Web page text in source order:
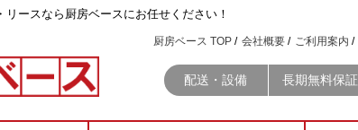
ースなら厨房ベースにお任せください！
厨房ベース TOP 会社概要 ご利用案内
配送・設備 長期無料保証